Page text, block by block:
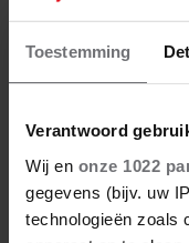
Toestemming
Verantwoord
Wij en onze 1022
gegevens (bijv. uw
technologieën zoals